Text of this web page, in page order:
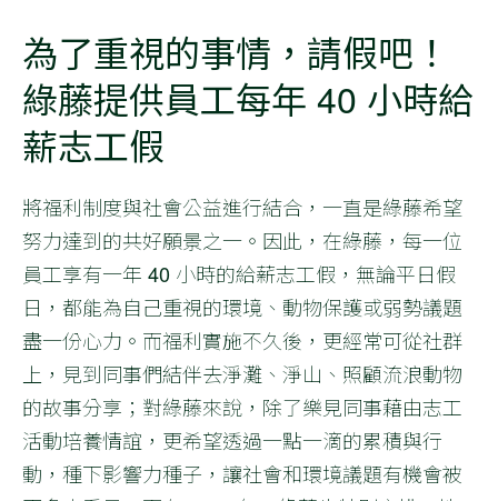
為了重視的事情，請假吧！
綠藤提供員工每年 40 小時給
薪志工假
將福利制度與社會公益進行結合，一直是綠藤希望
努力達到的共好願景之一。因此，在綠藤，每一位
員工享有一年 40 小時的給薪志工假，無論平日假
日，都能為自己重視的環境、動物保護或弱勢議題
盡一份心力。而福利實施不久後，更經常可從社群
上，見到同事們結伴去淨灘、淨山、照顧流浪動物
的故事分享；對綠藤來說，除了樂見同事藉由志工
活動培養情誼，更希望透過一點一滴的累積與行
動，種下影響力種子，讓社會和環境議題有機會被